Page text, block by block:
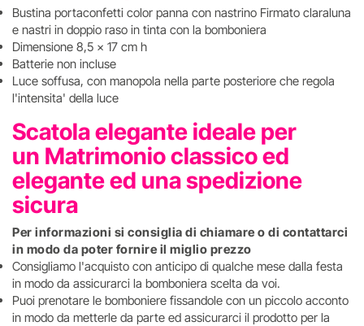
Bustina portaconfetti color panna con nastrino Firmato claraluna
e nastri in doppio raso in tinta con la bomboniera
Dimensione 8,5 x 17 cm h
Batterie non incluse
Luce soffusa, con manopola nella parte posteriore che regola
l'intensita' della luce
Scatola elegante ideale per
un Matrimonio classico ed
elegante ed una spedizione
sicura
Per informazioni si consiglia di chiamare o di contattarci
in modo da poter fornire il miglio prezzo
Consigliamo l'acquisto con anticipo di qualche mese dalla festa
in modo da assicurarci la bomboniera scelta da voi.
Puoi prenotare le bomboniere fissandole con un piccolo acconto
in modo da metterle da parte ed assicurarci il prodotto per la